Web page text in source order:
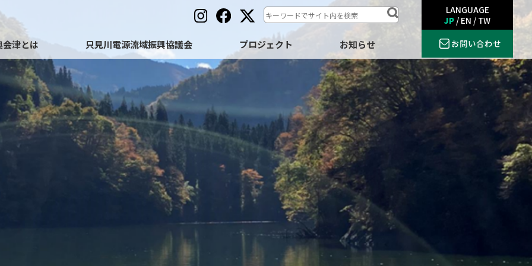
会津とは 只見川電源流域振興協議会 プロジェクト お知らせ
LANGUAGE
JP / EN / TW
お問い合わせ